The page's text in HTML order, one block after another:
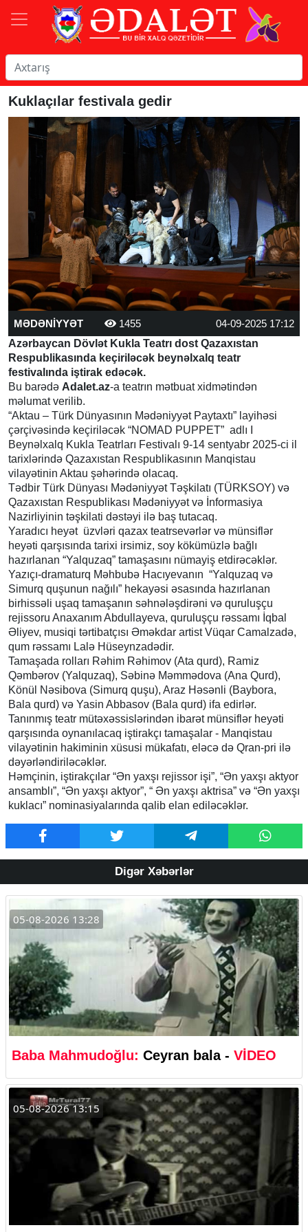
Kuklaçılar festivala gedir
MƏDƏNİYYƏT 1455
04-09-2025 17:12
Azərbaycan Dövlət Kukla Teatrı dost Qazaxıstan
Respublikasında keçiriləcək beynəlxalq teatr
festivalında iştirak edəcək.
Bu barədə Adalet.az-a teatrın mətbuat xidmətindən
məlumat verilib.
“Aktau – Türk Dünyasının Mədəniyyət Paytaxtı” layihəsi
çərçivəsində keçiriləcək “NOMAD PUPPET” adlı I
Beynəlxalq Kukla Teatrları Festivalı 9-14 sentyabr 2025-ci il
tarixlərində Qazaxıstan Respublikasının Manqistau
vilayətinin Aktau şəhərində olacaq.
Tədbir Türk Dünyası Mədəniyyət Təşkilatı (TÜRKSOY) və
Qazaxıstan Respublikası Mədəniyyət və İnformasiya
Nazirliyinin təşkilati dəstəyi ilə baş tutacaq.
Yaradıcı heyət üzvləri qazax teatrsevərlər və münsiflər
heyəti qarşısında tarixi irsimiz, soy kökümüzlə bağlı
hazırlanan “Yalquzaq” tamaşasını nümayiş etdirəcəklər.
Yazıçı-dramaturq Məhbubə Hacıyevanın “Yalquzaq və
Simurq quşunun nağılı” hekayəsi əsasında hazırlanan
birhissəli uşaq tamaşanın səhnələşdirəni və quruluşçu
rejissoru Anaxanım Abdullayeva, quruluşçu rəssamı İqbal
Əliyev, musiqi tərtibatçısı Əməkdar artist Vüqar Camalzadə,
qum rəssamı Lalə Hüseynzadədir.
Tamaşada rolları Rəhim Rəhimov (Ata qurd), Ramiz
Qəmbərov (Yalquzaq), Səbinə Məmmədova (Ana Qurd),
Könül Nəsibova (Simurq quşu), Araz Həsənli (Baybora,
Bala qurd) və Yasin Abbasov (Bala qurd) ifa edirlər.
Tanınmış teatr mütəxəssislərindən ibarət münsiflər heyəti
qarşısında oynanılacaq iştirakçı tamaşalar - Manqistau
vilayətinin hakiminin xüsusi mükafatı, eləcə də Qran-pri ilə
dəyərləndiriləcəklər.
Həmçinin, iştirakçılar “Ən yaxşı rejissor işi”, “Ən yaxşı aktyor
ansamblı”, “Ən yaxşı aktyor”, “ Ən yaxşı aktrisa” və “Ən yaxşı
kuklacı” nominasiyalarında qalib elan ediləcəklər.
Digər Xəbərlər
05-08-2026 13:28
Baba Mahmudoğlu: Ceyran bala - VİDEO
05-08-2026 13:15